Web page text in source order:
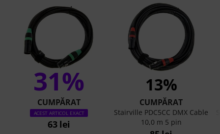
31%
CUMPĂRAT
ACEST ARTICOL EXACT
63 lei
13%
CUMPĂRAT
Stairville PDC5CC DMX Cable
10,0 m 5 pin